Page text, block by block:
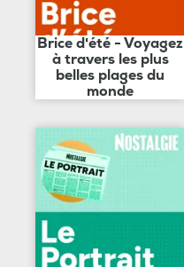
Brice d'été - Voyagez
à travers les plus
belles plages du
monde